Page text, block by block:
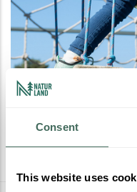
Consent
This website uses